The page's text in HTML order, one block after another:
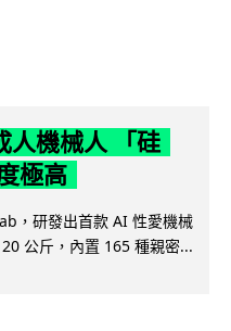
人機械人 「硅
極高
，研發出首款 AI 性愛機械
公斤，內置 165 種親密...